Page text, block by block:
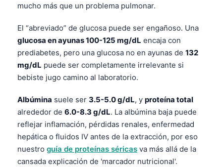
mucho más que un problema pulmonar.
El “abreviado” de glucosa puede ser engañoso. Una
glucosa en ayunas 100-125 mg/dL encaja con
prediabetes, pero una glucosa no en ayunas de 132
mg/dL puede ser completamente irrelevante si
bebiste jugo camino al laboratorio.
Albúmina suele ser 3.5-5.0 g/dL, y proteína total
alrededor de 6.0-8.3 g/dL. La albúmina baja puede
reflejar inflamación, pérdidas renales, enfermedad
hepática o fluidos IV antes de la extracción, por eso
nuestro guía de proteínas séricas va más allá de la
cansada explicación de 'marcador nutricional'.